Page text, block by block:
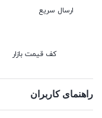
ارسال سریع
کف قیمت بازار
راهنمای کاربران